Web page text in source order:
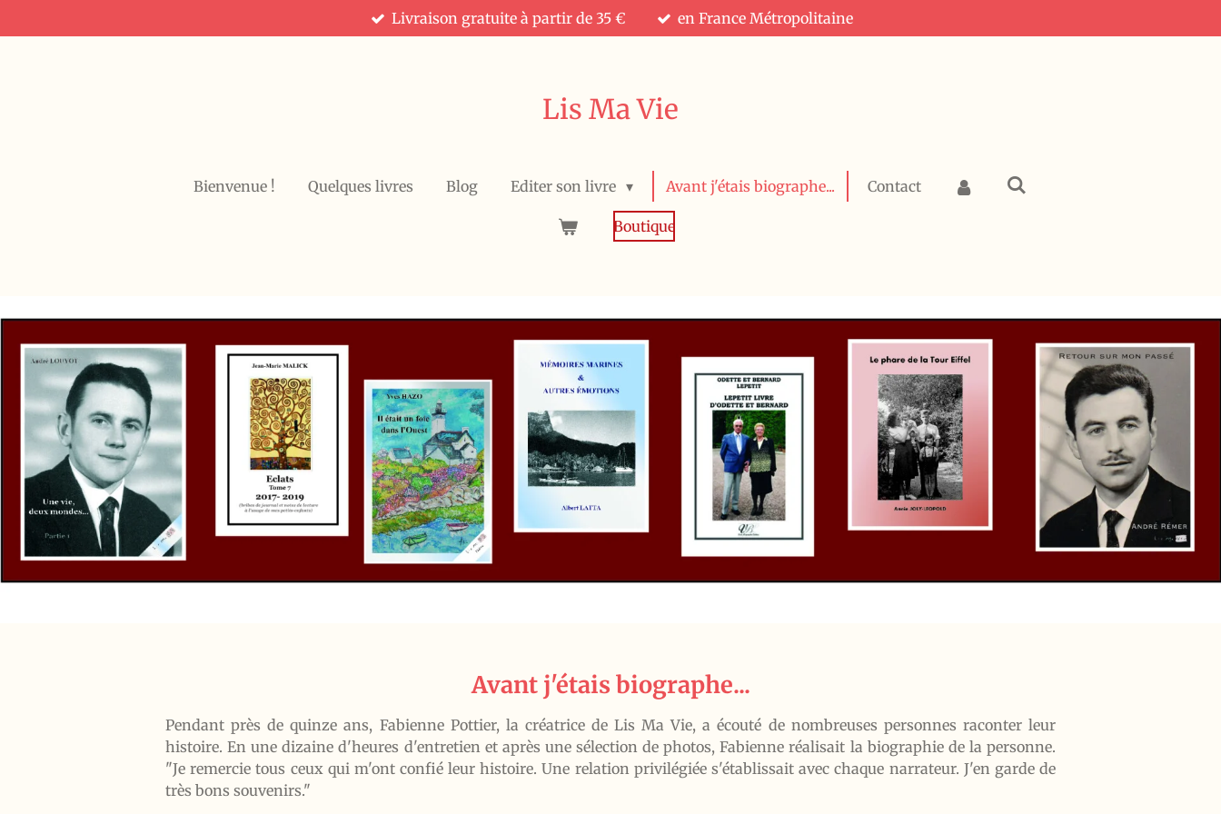
au
Livraison gratuite à partir de 35 € en France Métropolitaine
Lis Ma Vie
Bienvenue ! Quelques livres Blog Editer son livre Avant j'étais biographe... Contact
Boutique
Avant j'étais biographe...
Pendant près de quinze ans, Fabienne Pottier, la créatrice de Lis Ma Vie, a écouté de nombreuses personnes raconter leur
histoire. En une dizaine d'heures d'entretien et après une sélection de photos, Fabienne réalisait la biographie de la personne.
"Je remercie tous ceux qui m'ont confié leur histoire. Une relation privilégiée s'établissait avec chaque narrateur. J'en garde de
très bons souvenirs."